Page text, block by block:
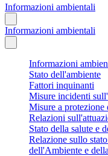
Informazioni ambientali
Informazioni ambientali
Informazioni
Stato dell'ambiente
Fattori inquinanti
Misure incidenti
Misure a protezione
Relazioni
Stato della salute e
Relazione sullo
dell'Ambiente e